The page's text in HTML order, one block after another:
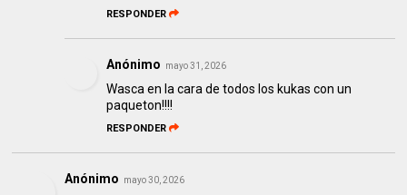
RESPONDER
Anónimo mayo 31, 2026
Wasca en la cara de todos los kukas con un
paqueton!!!!
RESPONDER
Anónimo mayo 30, 2026